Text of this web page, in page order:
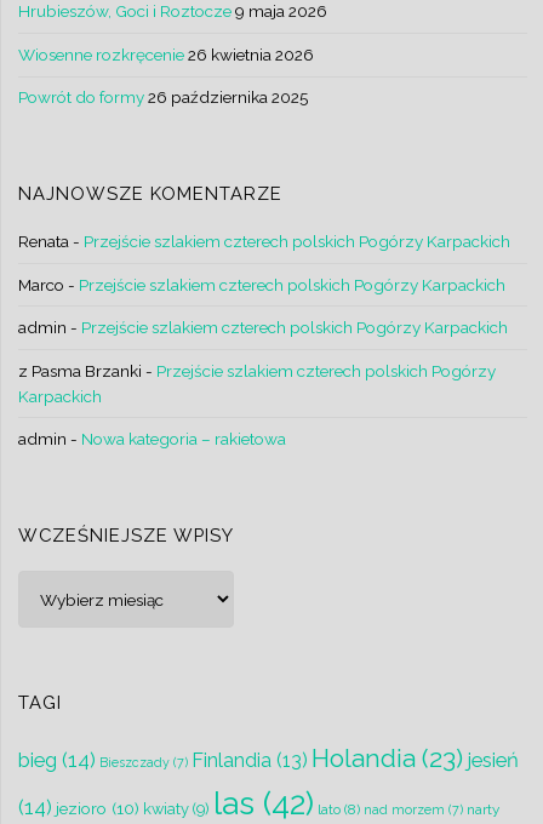
Hrubieszów, Goci i Roztocze 9 maja 2026
Wiosenne rozkręcenie 26 kwietnia 2026
Powrót do formy 26 października 2025
NAJNOWSZE KOMENTARZE
Renata - Przejście szlakiem czterech polskich Pogórzy Karpackich
Marco - Przejście szlakiem czterech polskich Pogórzy Karpackich
admin - Przejście szlakiem czterech polskich Pogórzy Karpackich
z Pasma Brzanki - Przejście szlakiem czterech polskich Pogórzy
Karpackich
admin - Nowa kategoria – rakietowa
WCZEŚNIEJSZE WPISY
wpisy
TAGI
bieg (14) Bieszczady(7) Finlandia(13) Holandia(23) jesień
(14) jezioro (10) kwiaty(9) las (42) lato(8) nad morzem (7) narty